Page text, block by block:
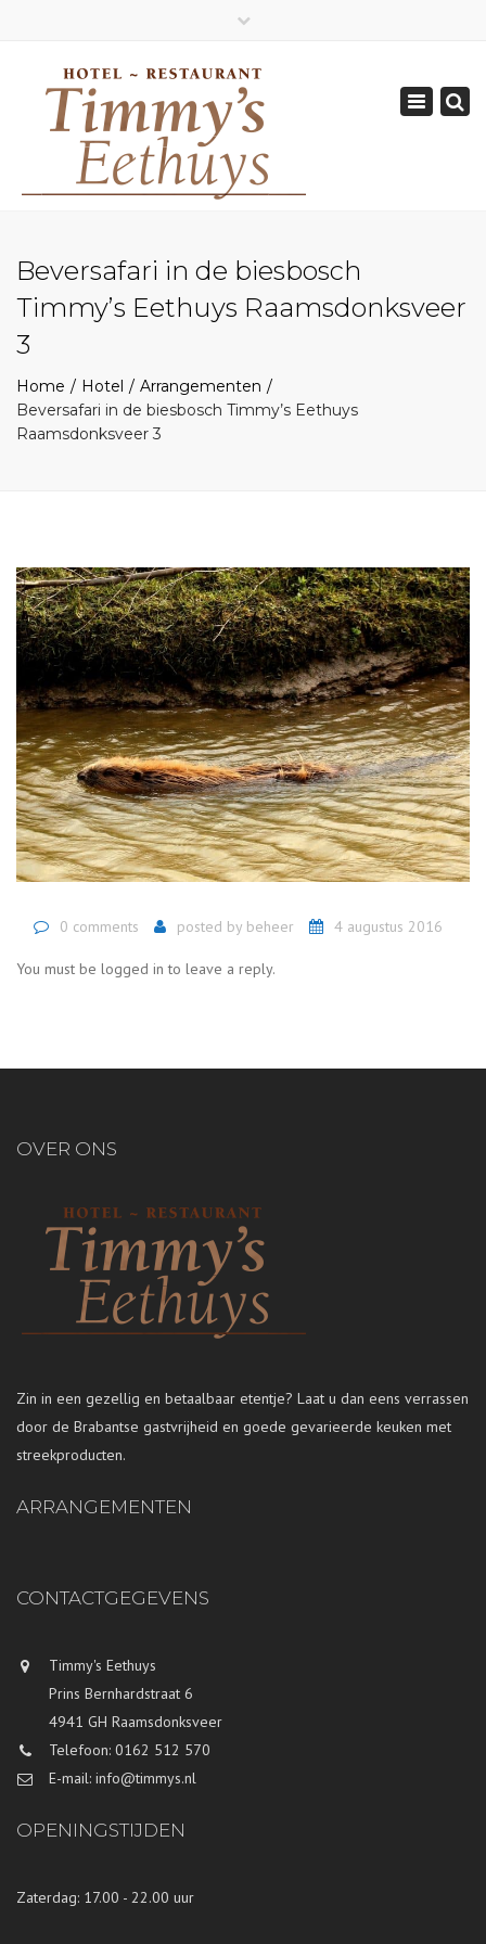
Geopend van Zaterdag: 17.00 - 22.00 uur
0162-512570
info@timmys.nl
Toggle
Beversafari in de biesbosch
Timmy’s Eethuys Raamsdonksveer
3
Home Hotel
Arrangementen
Beversafari in de biesbosch Timmy’s Eethuys
Raamsdonksveer 3
0 comments posted by beheer 4 augustus 2016
You must be logged in to leave a reply.
OVER ONS
Zin in een gezellig en betaalbaar etentje? Laat u dan eens verrassen
door de Brabantse gastvrijheid en goede gevarieerde keuken met
streekproducten.
ARRANGEMENTEN
CONTACTGEGEVENS
Timmy's Eethuys
Prins Bernhardstraat 6
4941 GH Raamsdonksveer
Telefoon: 0162 512 570
E-mail: info@timmys.nl
OPENINGSTIJDEN
Zaterdag: 17.00 - 22.00 uur